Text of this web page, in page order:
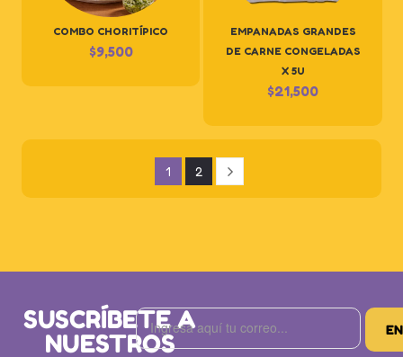
COMBO CHORITÍPICO
$9,500
EMPANADAS GRANDES
DE CARNE CONGELADAS
X 5U
$21,500
1 2
SUSCRÍBETE A
NUESTROS